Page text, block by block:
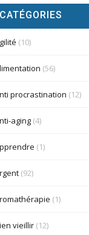
CATÉGORIES
(10)
(56)
procrastination (12)
aging(4)
(1)
(92)
(1)
vieillir(12)